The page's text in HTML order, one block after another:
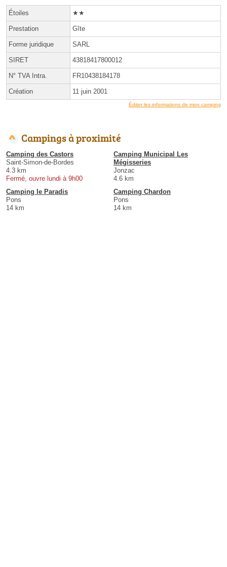
Étoiles ★★
Prestation Gîte
Forme juridique SARL
SIRET 43818417800012
N° TVA Intra. FR10438184178
Création 11 juin 2001
Éditer les informations de mon camping
Campings à proximité
Camping des Castors
Saint-Simon-de-Bordes
4.3 km
Fermé, ouvre lundi à 9h00
Camping Municipal Les
Mégisseries
Jonzac
4.6 km
Camping le Paradis
Pons
14 km
Camping Chardon
Pons
14 km